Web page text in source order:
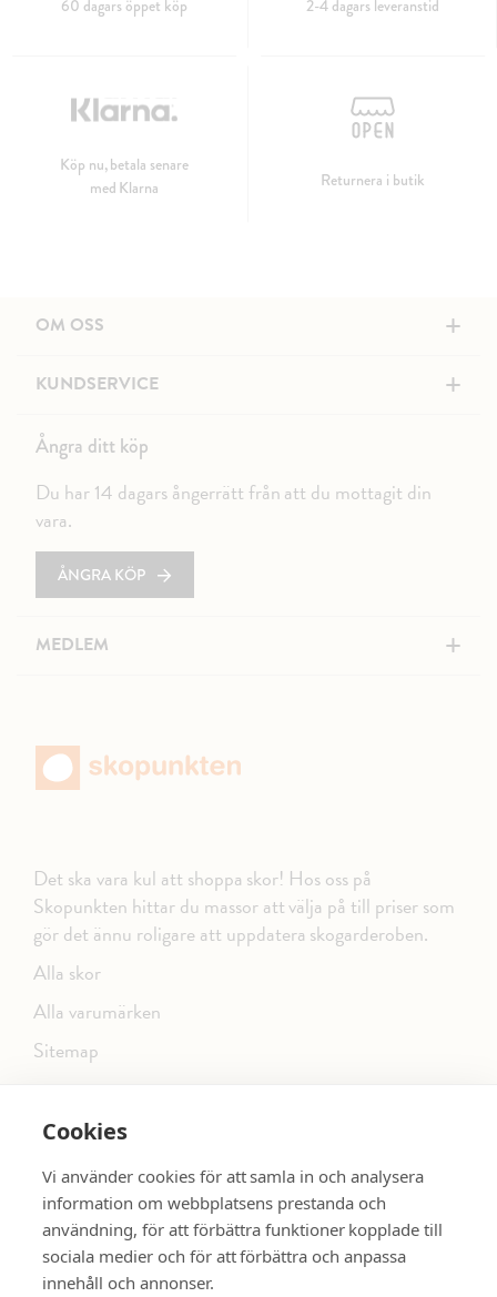
Cookies
Vi använder cookies för att samla in och analysera
information om webbplatsens prestanda och
användning, för att förbättra funktioner kopplade till
sociala medier och för att förbättra och anpassa
innehåll och annonser.
60 dagars öppet köp 2-4 dagars leveranstid
Köp nu, betala senare
med Klarna
Returnera i butik
OM OSS +
KUNDSERVICE +
Ångra ditt köp
Du har 14 dagars ångerrätt från att du mottagit din
vara.
ÅNGRA KÖP
MEDLEM +
Det ska vara kul att shoppa skor! Hos oss på
Skopunkten hittar du massor att välja på till priser som
gör det ännu roligare att uppdatera skogarderoben.
Alla skor
Alla varumärken
Sitemap
FÖLJ OSS PÅ SOCIALA MEDIER
SE MER SKOR: dinsko.se